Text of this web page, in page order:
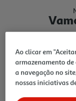
Ir para
Ao clicar em
armazenamento
a navegação no
nossas iniciativas